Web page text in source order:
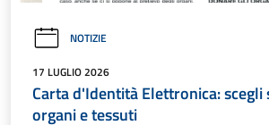
NOTIZIE
17 LUGLIO 2026
Carta d'Identità Elettronica: scegli
organi e tessuti